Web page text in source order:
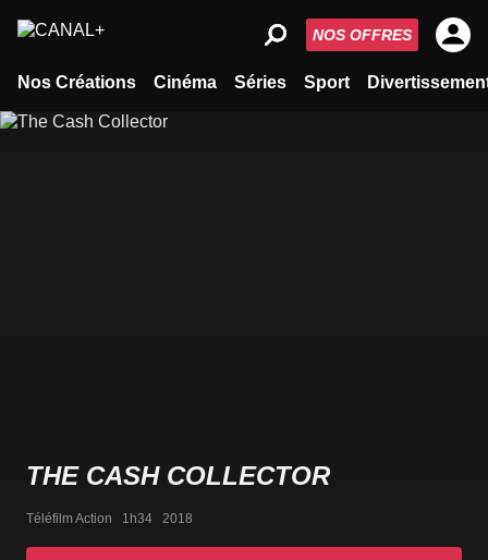
Nos Créations Cinéma Séries Sport
NOS OFFRES
THE CASH COLLECTOR
Téléfilm Action   1h34   2018